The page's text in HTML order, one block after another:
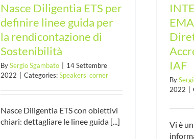
Nasce Diligentia ETS per
definire linee guida per
la rendicontazione di
Sostenibilità
BySergio Sgambato
14 Settembre
2022
Categories:Speakers' corner
Nasce Diligentia ETS con obiettivi
chiari: dettagliare le linee guida [...]
IAF
By
2022
Vi è